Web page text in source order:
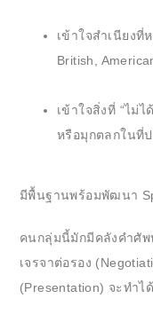
เข้าใจสำเนียงที่
British,
เข้าใจสิ่งที่ “ไม่
หรือมุกตลกในที่
มีพื้นฐานพร้อมพัฒนา
คนกลุ่มนี้มักมีคลังคำศัพ
เจรจาต่อรอง
(Presentation) จะทำ